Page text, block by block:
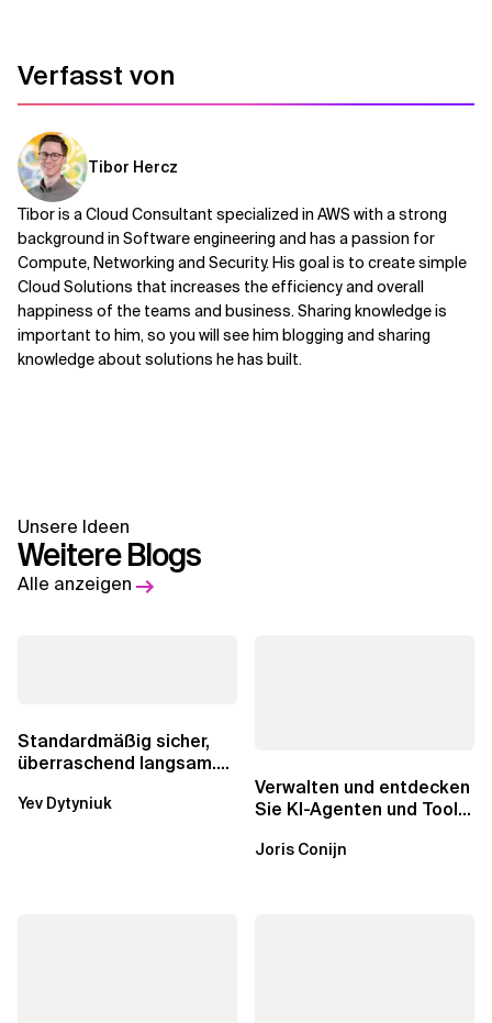
Verfasst von
Tibor Hercz
Tibor is a Cloud Consultant specialized in AWS with a strong
background in Software engineering and has a passion for
Compute, Networking and Security. His goal is to create simple
Cloud Solutions that increases the efficiency and overall
happiness of the teams and business. Sharing knowledge is
important to him, so you will see him blogging and sharing
knowledge about solutions he has built.
Unsere Ideen
Weitere Blogs
Alle anzeigen
Standardmäßig sicher,
überraschend langsam.
über die RDS...
Yev Dytyniuk
Verwalten und entdecken
Sie KI-Agenten und Tools
AgentCore...
Joris Conijn